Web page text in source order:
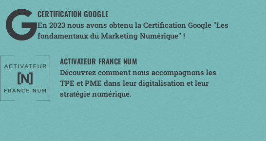
CERTIFICATION GOOGLE
En 2023 nous avons obtenu la Certification Google "Les
fondamentaux du Marketing Numérique" !
ACTIVATEUR FRANCE NUM
Découvrez comment nous accompagnons les
TPE et PME dans leur digitalisation et leur
stratégie numérique.